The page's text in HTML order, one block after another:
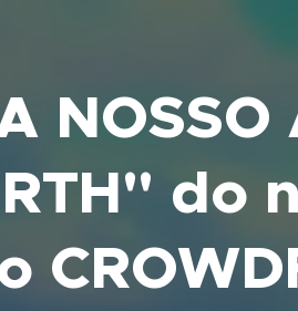
NOSSO
do